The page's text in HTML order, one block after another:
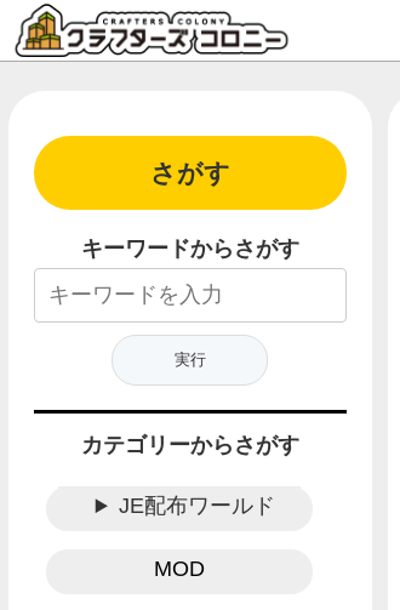
さがす
キーワードからさがす
カテゴリーからさがす
JE配布ワールド
MOD